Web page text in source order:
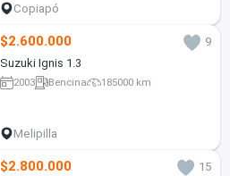
Copiapó
$2.600.000
9
Suzuki Ignis 1.3
2003 Bencina 185000 km
Melipilla
$2.800.000
15